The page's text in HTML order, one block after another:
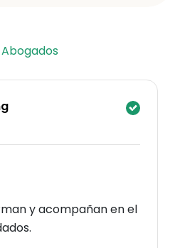
y acompañan en el